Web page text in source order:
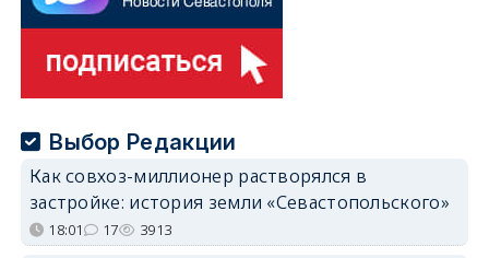
Выбор Редакции
Как совхоз-миллионер растворялся в
застройке: история земли «Севастопольского»
18:01 17 3913